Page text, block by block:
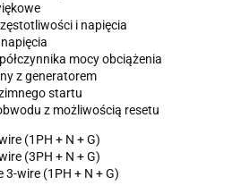
i napięcia
mocy obciążenia
z generatorem
startu
z możliwością resetu
(1PH + N + G)
(3PH + N + G)
3-wire (1PH + N + G)